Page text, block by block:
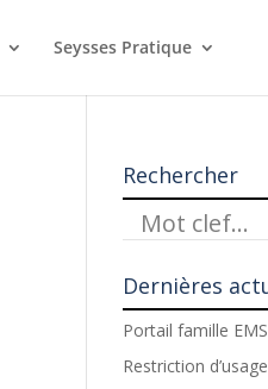
Seysses Pratique
Rechercher
Dernières
Portail famille
Restriction